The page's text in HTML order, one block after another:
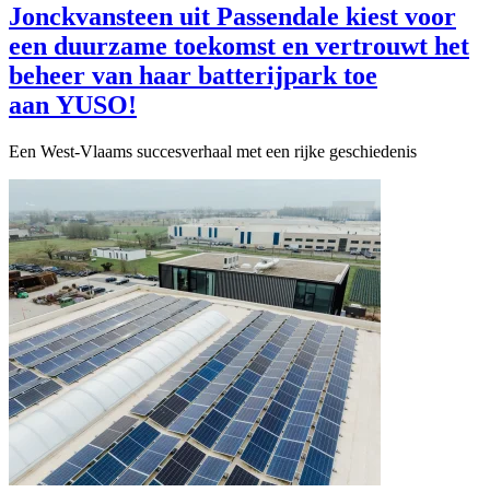
Jonckvansteen uit Passendale kiest voor
een duurzame toekomst en vertrouwt het
beheer van haar batterijpark toe
aan YUSO!
Een West-Vlaams succesverhaal met een rijke geschiedenis